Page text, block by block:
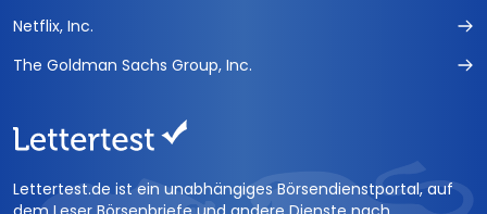
Netflix, Inc.
The Goldman Sachs Group, Inc.
Lettertest.de ist ein unabhängiges Börsendienstportal, auf